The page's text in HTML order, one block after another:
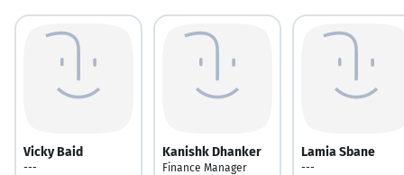
Vicky Baid
---
Kanishk Dhanker
Finance Manager
Lamia Sbane
---